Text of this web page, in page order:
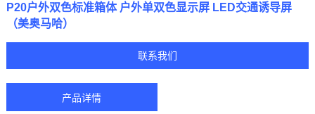
P20户外双色标准箱体 户外单双色显示屏 LED交通诱导屏
（美奥马哈）
联系我们
产品详情